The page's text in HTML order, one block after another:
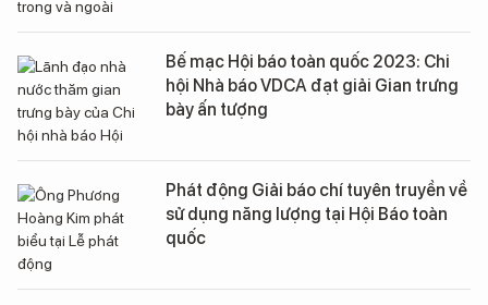
Bế mạc Hội báo toàn quốc 2023: Chi
hội Nhà báo VDCA đạt giải Gian trưng
bày ấn tượng
Phát động Giải báo chí tuyên truyền về
sử dụng năng lượng tại Hội Báo toàn
quốc